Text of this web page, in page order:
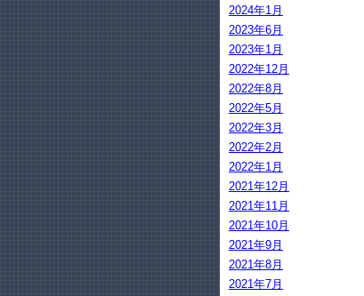
2024年1月
2023年6月
2023年1月
2022年12月
2022年8月
2022年5月
2022年3月
2022年2月
2022年1月
2021年12月
2021年11月
2021年10月
2021年9月
2021年8月
2021年7月